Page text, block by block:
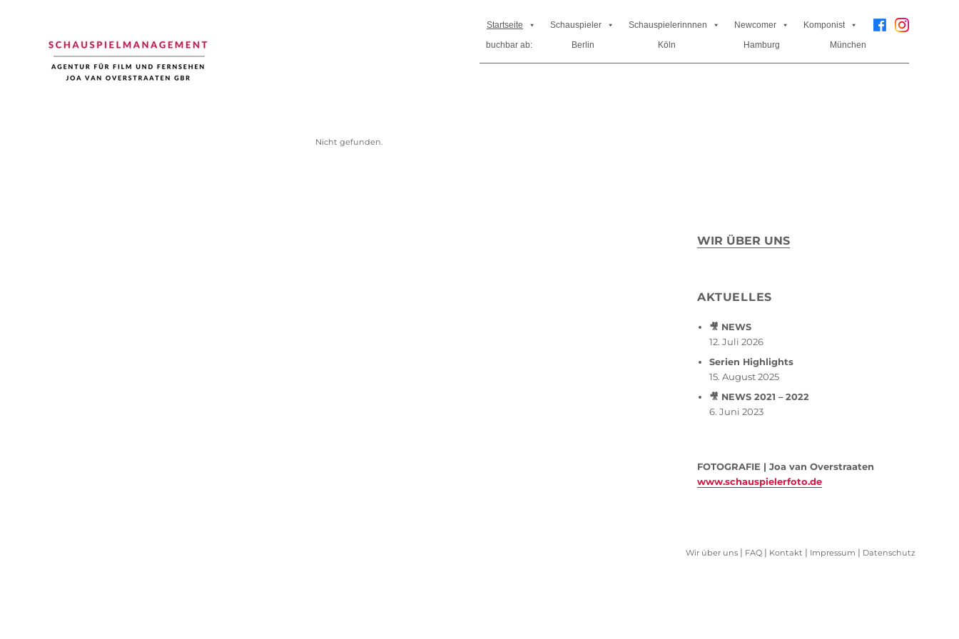
Startseite
buchbar ab:
Berlin Köln Hamburg München
Schauspieler Schauspielerinnnen Newcomer Komponist
Nicht gefunden.
WIR ÜBER UNS
AKTUELLES
🎥 NEWS
12. Juli 2026
Serien Highlights
15. August 2025
🎥 NEWS 2021 – 2022
6. Juni 2023
FOTOGRAFIE | Joa van Overstraaten
www.schauspielerfoto.de
Wir über uns| FAQ| Kontakt | Impressum | Datenschutz